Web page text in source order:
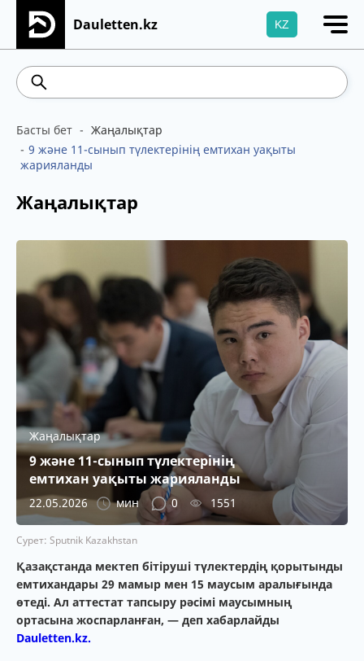
Dauletten.kz KZ
Сіздің өтінішіңіз сәтті жіберілді, Рақмет!
Басты бет
Жаңалықтар
9 және 11-сынып түлектерінің емтихан уақыты
жарияланды
Жаңалықтар
Жаңалықтар
9 және 11-сынып түлектерінің
емтихан уақыты жарияланды
22.05.2026 мин 0 1551
Сурет: Sputnik Kazakhstan
Қазақстанда мектеп бітіруші түлектердің қорытынды
емтихандары 29 мамыр мен 15 маусым аралығында
өтеді. Ал аттестат тапсыру рәсімі маусымның
ортасына жоспарланған, — деп хабарлайды
Dauletten.kz.